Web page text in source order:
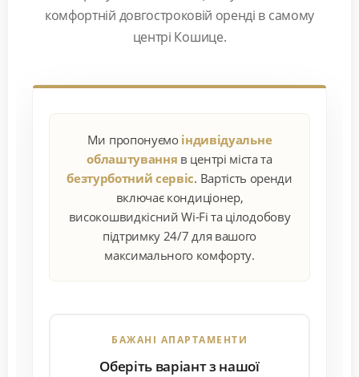
комфортній довгостроковій оренді в самому
центрі Кошице.
Ми пропонуємо індивідуальне
облаштування в центрі міста та
безтурботний сервіс. Вартість оренди
включає кондиціонер,
високошвидкісний Wi-Fi та цілодобову
підтримку 24/7 для вашого
максимального комфорту.
БАЖАНІ АПАРТАМЕНТИ
Оберіть варіант з нашої